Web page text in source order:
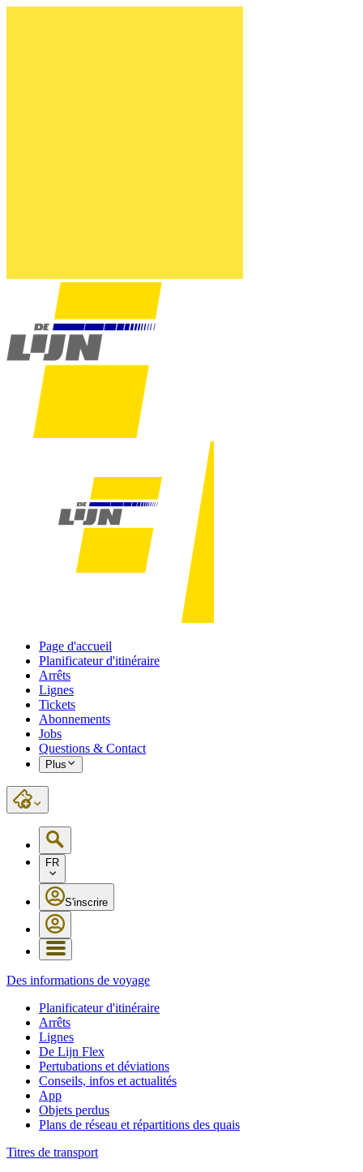
Page d'accueil
Planificateur d'itinéraire
Arrêts
Lignes
Tickets
Abonnements
Jobs
Questions & Contact
Plus
FR
S'inscrire
Des informations de voyage
Planificateur d'itinéraire
Arrêts
Lignes
De Lijn Flex
Pertubations et déviations
Conseils, infos et actualités
App
Objets perdus
Plans de réseau et répartitions des quais
Titres de transport